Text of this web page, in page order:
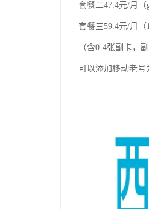
套餐二47.4元/月（
套餐三59.4元/月（
（含0-4张副卡，
可以添加移动老